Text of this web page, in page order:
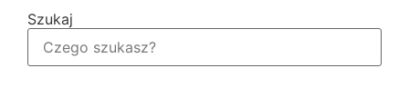
Szukaj